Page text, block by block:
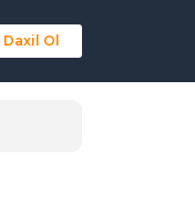
Daxil Ol